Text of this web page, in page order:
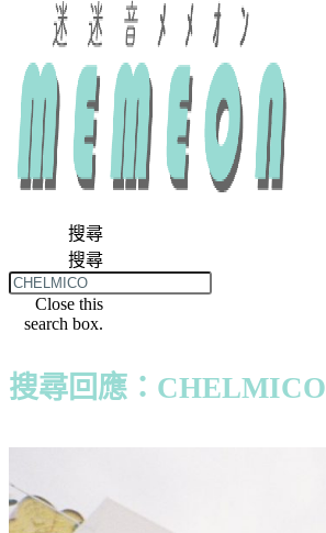
搜尋
搜尋
Close this
search box.
搜尋回應：CHELMICO